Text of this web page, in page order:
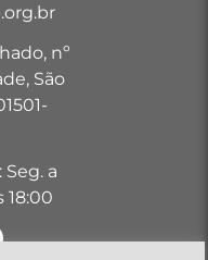
nº
São
a
18:00